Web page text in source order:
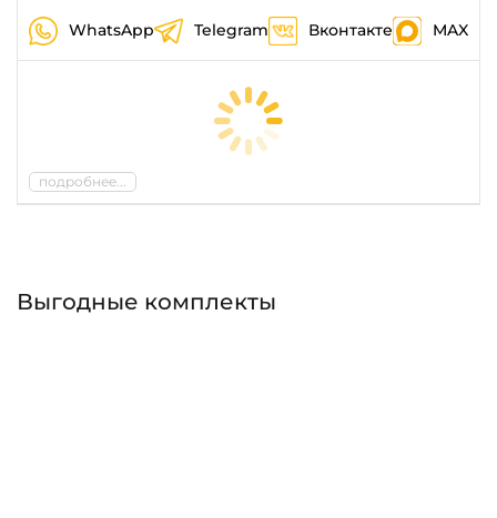
WhatsApp Telegram Вконтакте MAX
подробнее...
Выгодные комплекты